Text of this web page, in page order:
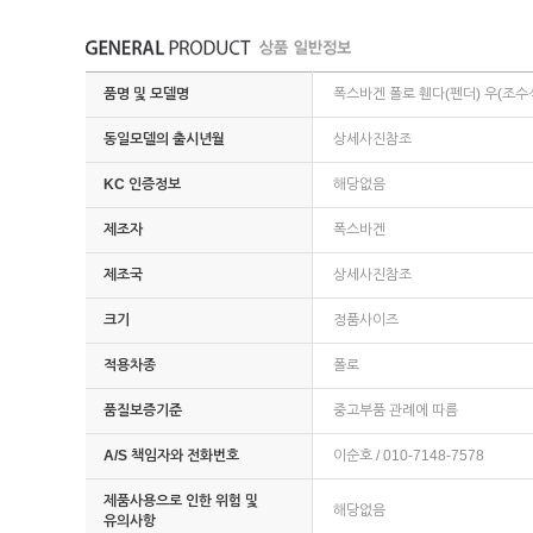
품명 및 모델명 폭스바겐 폴로 휀다(펜더) 우(조
동일모델의 출시년월 상세사진참조
KC 인증정보 해당없음
제조자 폭스바겐
제조국 상세사진참조
크기 정품사이즈
적용차종 폴로
품질보증기준 중고부품 관례에 따름
A/S 책임자와 전화번호 이순호 / 010-7148-7578
제품사용으로 인한 위험 및
유의사항
해당없음